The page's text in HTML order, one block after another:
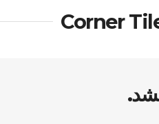
Corner